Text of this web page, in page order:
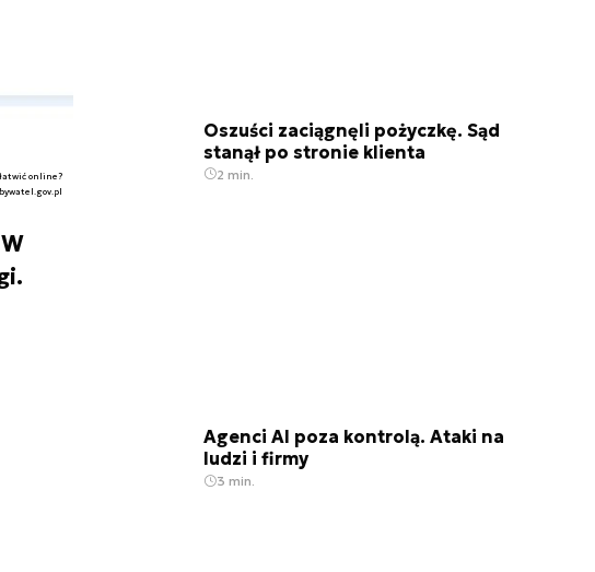
online?
Oszuści zaciągnęli pożyczkę. Sąd
stanął po stronie klienta
2 min.
Agenci AI poza kontrolą. Ataki na
ludzi i firmy
3 min.